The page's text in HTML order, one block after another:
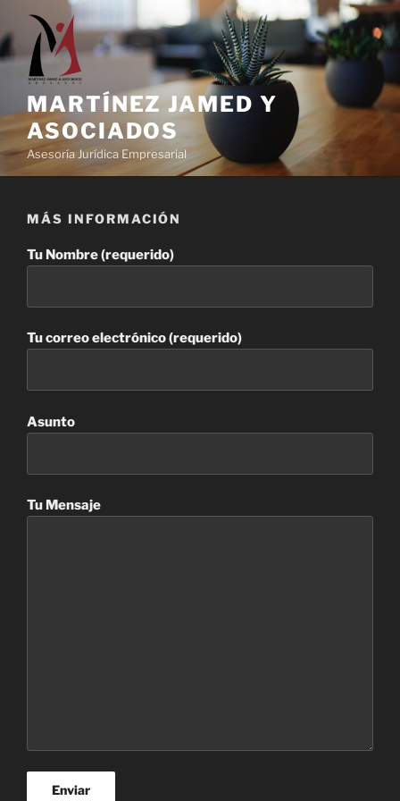
al
contenido
MARTÍNEZ JAMED Y
ASOCIADOS
Asesoría Jurídica Empresarial
MÁS INFORMACIÓN
Tu Nombre (requerido)
Tu correo electrónico (requerido)
Asunto
Tu Mensaje